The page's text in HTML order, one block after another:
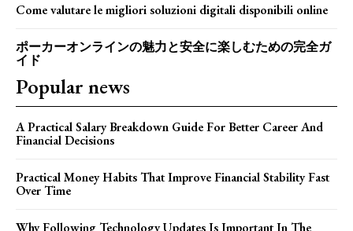
Come valutare le migliori soluzioni digitali disponibili online
ポーカーオンラインの魅力と安全に楽しむための完全ガ
イド
Popular news
A Practical Salary Breakdown Guide For Better Career And
Financial Decisions
Practical Money Habits That Improve Financial Stability Fast
Over Time
Why Following Technology Updates Is Important In The